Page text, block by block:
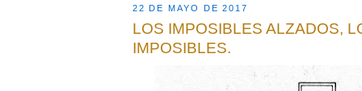
22 DE MAYO DE 2017
LOS IMPOSIBLES ALZADOS,
IMPOSIBLES.